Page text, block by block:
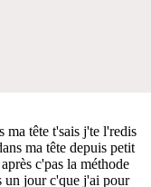
ma tête t'sais j'te l'redis
ma tête depuis petit
c'pas la méthode
un jour c'que j'ai pour